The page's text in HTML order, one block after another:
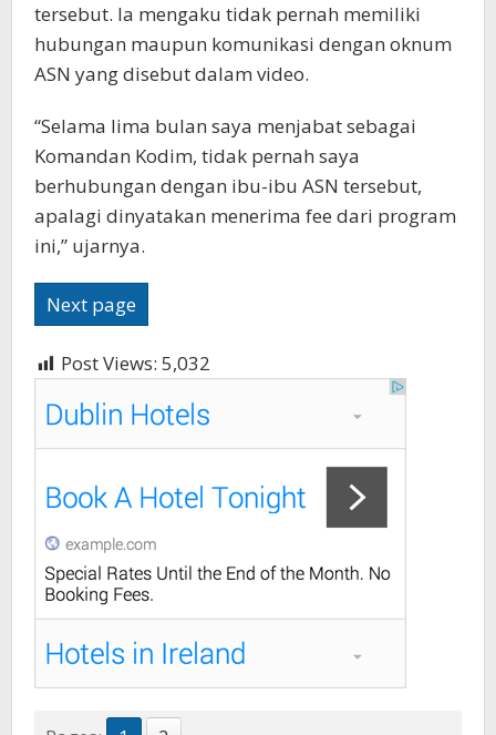
tersebut. Ia mengaku tidak pernah memiliki
hubungan maupun komunikasi dengan oknum
ASN yang disebut dalam video.
“Selama lima bulan saya menjabat sebagai
Komandan Kodim, tidak pernah saya
berhubungan dengan ibu-ibu ASN tersebut,
apalagi dinyatakan menerima fee dari program
ini,” ujarnya.
Next page
Post Views: 5,032